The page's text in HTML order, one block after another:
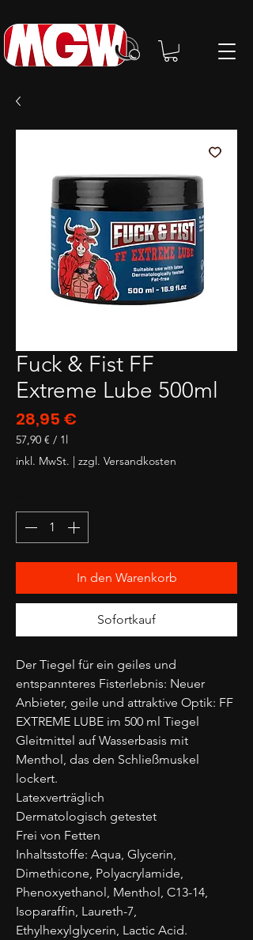
Fuck & Fist FF
Extreme Lube 500ml
28,95 €
57,90 € / 1l
57,90 €
pro
inkl. MwSt. | zzgl. Versandkosten
In den Warenkorb
Sofortkauf
Der Tiegel für ein geiles und
entspannteres Fisterlebnis: Neuer
Anbieter, geile und attraktive Optik: FF
EXTREME LUBE im 500 ml Tiegel
Gleitmittel auf Wasserbasis mit
Menthol, das den Schließmuskel
lockert.
Latexverträglich
Dermatologisch getestet
Frei von Fetten
Inhaltsstoffe: Aqua, Glycerin,
Dimethicone, Polyacrylamide,
Phenoxyethanol, Menthol, C13-14,
Isoparaffin, Laureth-7,
Ethylhexylglycerin, Lactic Acid.